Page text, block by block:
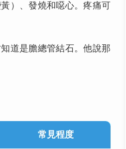
）、發燒和噁心。疼痛可
道是膽總管結石。他說那
常見程度